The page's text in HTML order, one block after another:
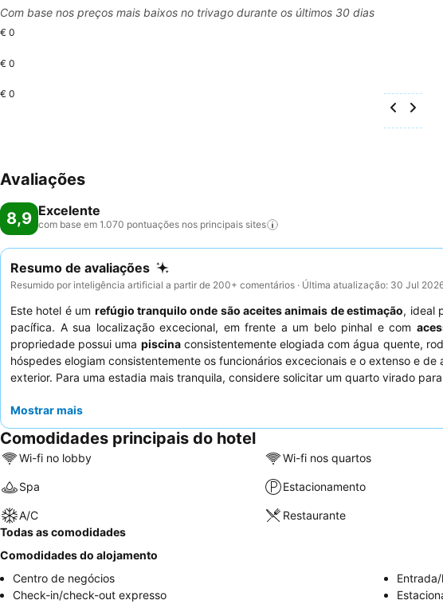
Com base nos preços mais baixos no trivago durante os últimos 30 dias
€ 0
€ 0
€ 0
Avaliações
8,9 Excelente
com base em 1.070 pontuações nos principais sites
Resumo de avaliações
Resumido por inteligência artificial a partir de 200+ comentários · Última atualização: 30 Jul
Este hotel é um refúgio tranquilo onde são aceites animais de estimação, ideal
pacífica. A sua localização excecional, em frente a um belo pinhal e com
propriedade possui uma piscinaconsistentemente elogiada com água quente,
hóspedes elogiam consistentemente os funcionários excecionais e o extenso e de
exterior. Para uma estadia mais tranquila, considere solicitar um quarto virado
Mostrar mais
Comodidades principais do hotel
Wi-fi no lobby Wi-fi nos quartos
Spa Estacionamento
A/C Restaurante
Todas as comodidades
Comodidades do alojamento
Centro de negócios
Check-in/check-out expresso